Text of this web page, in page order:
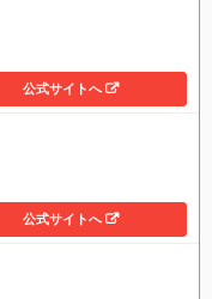
公式サイトへ
公式サイトへ